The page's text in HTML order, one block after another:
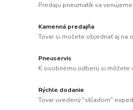
Predaju pneumatík sa venujeme
Kamenná predajňa
Tovar si možete objednať aj na
Pneuservis
K osobnému odberu si môžete
Rýchle dodanie
Tovar uvedený "skladom"